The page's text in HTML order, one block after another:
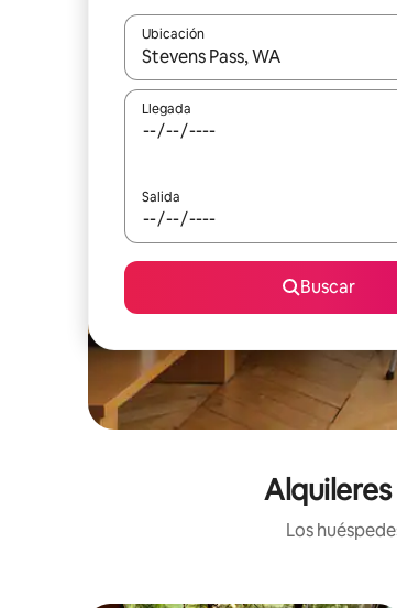
Ubicación
Cuando los resultados estén
Llegada
Salida
Buscar
Alquileres
Los